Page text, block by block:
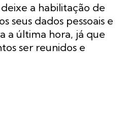
a habilitação de
seus dados pessoais e
a última hora, já que
ser reunidos e